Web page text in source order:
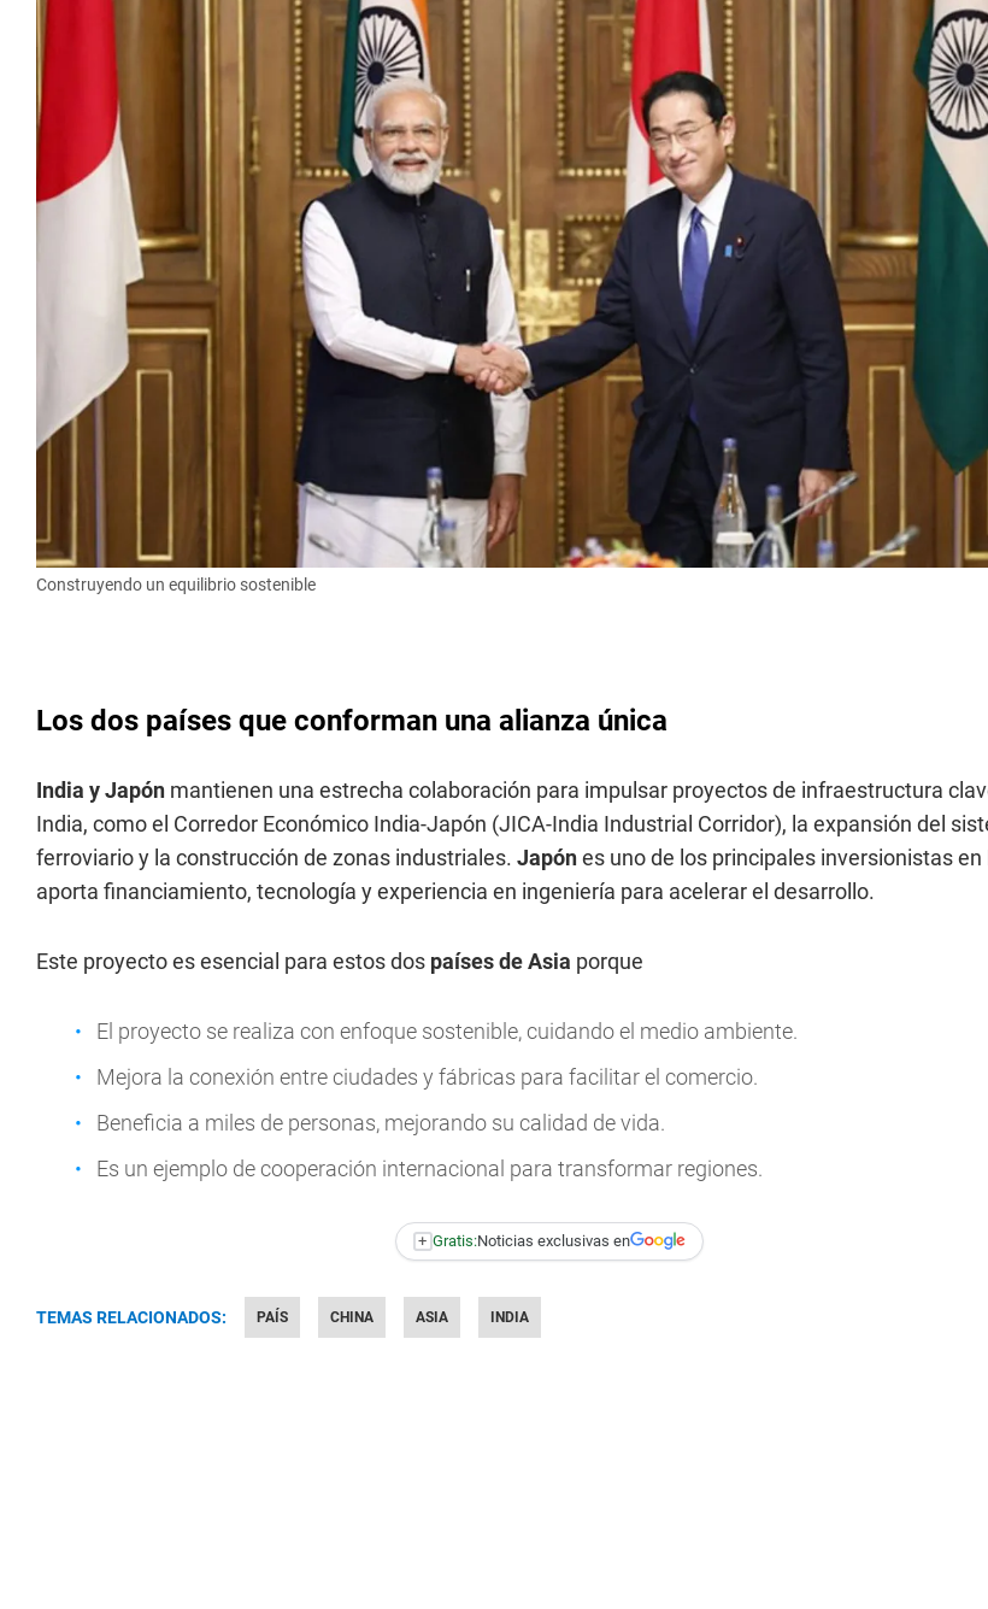
Construyendo un equilibrio sostenible
Los dos países que conforman una alianza única
India y Japón mantienen una estrecha colaboración para impulsar proyectos de infraestructura
India, como el Corredor Económico India-Japón (JICA-India Industrial Corridor), la expansión del
ferroviario y la construcción de zonas industriales. Japónes uno de los principales inversionistas en
aporta financiamiento, tecnología y experiencia en ingeniería para acelerar el desarrollo.
Este proyecto es esencial para estos dos países de Asia porque
El proyecto se realiza con enfoque sostenible, cuidando el medio ambiente.
Mejora la conexión entre ciudades y fábricas para facilitar el comercio.
Beneficia a miles de personas, mejorando su calidad de vida.
Es un ejemplo de cooperación internacional para transformar regiones.
+ Gratis:Noticias exclusivas en
TEMAS RELACIONADOS: PAÍS CHINA ASIA INDIA